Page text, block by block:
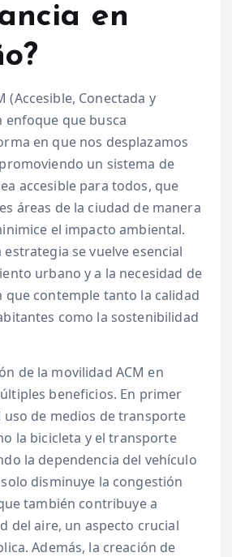
en
(Accesible, Conectada y
enfoque que busca
en que nos desplazamos
un sistema de
accesible para todos, que
áreas de la ciudad de manera
el impacto ambiental.
se vuelve esencial
urbano y a la necesidad de
que contemple tanto la calidad
como la sostenibilidad
de la movilidad ACM en
beneficios. En primer
uso de medios de transporte
la bicicleta y el transporte
la dependencia del vehículo
disminuye la congestión
también contribuye a
del aire, un aspecto crucial
Además, la creación de